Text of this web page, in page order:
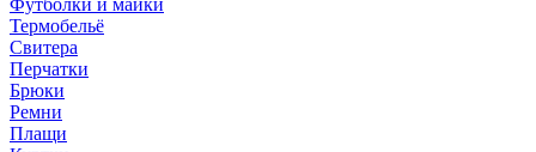
Футболки и майки
Термобельё
Свитера
Перчатки
Брюки
Ремни
Плащи